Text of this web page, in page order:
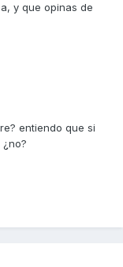
y que opinas de
entiendo que si